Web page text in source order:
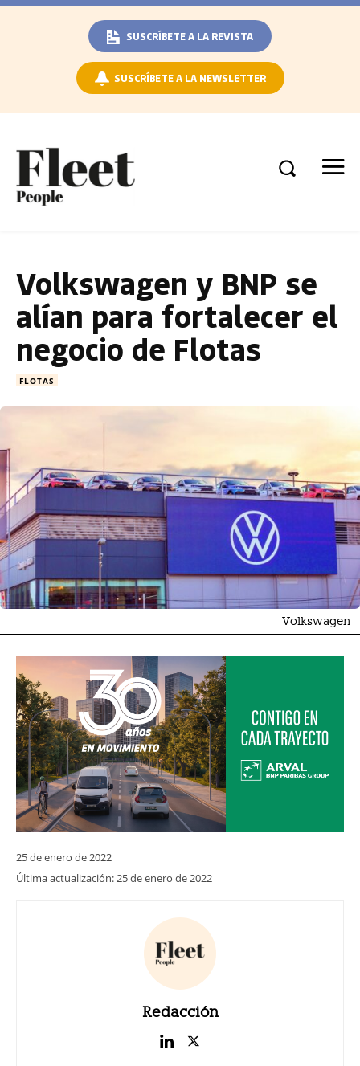
SUSCRÍBETE A LA REVISTA
SUSCRÍBETE A LA NEWSLETTER
Volkswagen y BNP se
alían para fortalecer el
negocio de Flotas
FLOTAS
Volkswagen
25 de enero de 2022
Última actualización:25 de enero de 2022
Redacción